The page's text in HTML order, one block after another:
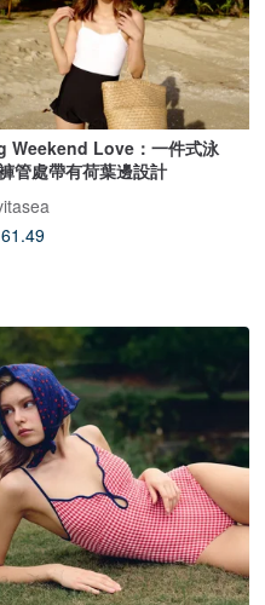
Weekend Love：一件式泳
管處帶有荷葉邊設計